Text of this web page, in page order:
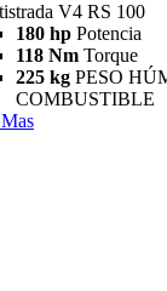
V4 RS 100
180 hp Potencia
118 Nm Torque
225 kg PESO
COMBUSTIBLE